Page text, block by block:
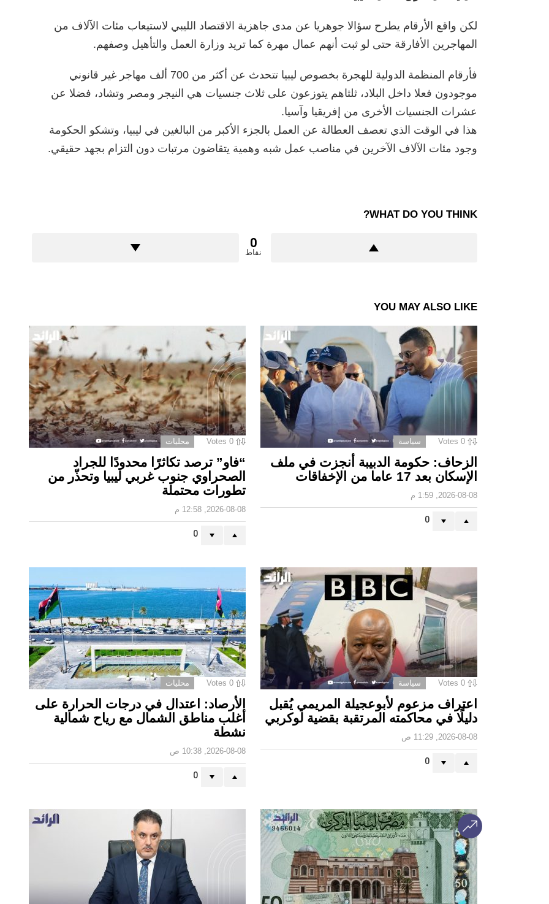
لكن واقع الأرقام يطرح سؤالا جوهريا عن مدى جاهزية الاقتصاد الليبي لاستيعاب مئات الآلاف من
المهاجرين الأفارقة حتى لو ثبت أنهم عمال مهرة كما تريد وزارة العمل والتأهيل وصفهم.
فأرقام المنظمة الدولية للهجرة بخصوص ليبيا تتحدث عن أكثر من 700 ألف مهاجر غير قانوني
موجودون فعلا داخل البلاد، ثلثاهم يتوزعون على ثلاث جنسيات هي النيجر ومصر وتشاد، فضلا عن
عشرات الجنسيات الأخرى من إفريقيا وآسيا.
هذا في الوقت الذي تعصف العطالة عن العمل بالجزء الأكبر من البالغين في ليبيا، وتشكو الحكومة
وجود مئات الآلاف الآخرين في مناصب عمل شبه وهمية يتقاضون مرتبات دون التزام بجهد حقيقي.
WHAT DO YOU THINK?
0
نقاط
YOU MAY ALSO LIKE
0
Votes سياسة
الزحاف: حكومة الدبيبة أنجزت في ملف
الإسكان بعد 17 عاما من الإخفاقات
2026-08-08, 1:59 م
0
0
Votes محليات
“فاو” ترصد تكاثرًا محدودًا للجراد
الصحراوي جنوب غربي ليبيا وتحذّر من
تطورات محتملة
2026-08-08, 12:58 م
0
0
Votes سياسة
اعتراف مزعوم لأبوعجيلة المريمي يُقبل
دليلًا في محاكمته المرتقبة بقضية لوكربي
2026-08-08, 11:29 ص
0
0
Votes محليات
الأرصاد: اعتدال في درجات الحرارة على
أغلب مناطق الشمال مع رياح شمالية
نشطة
2026-08-08, 10:38 ص
0